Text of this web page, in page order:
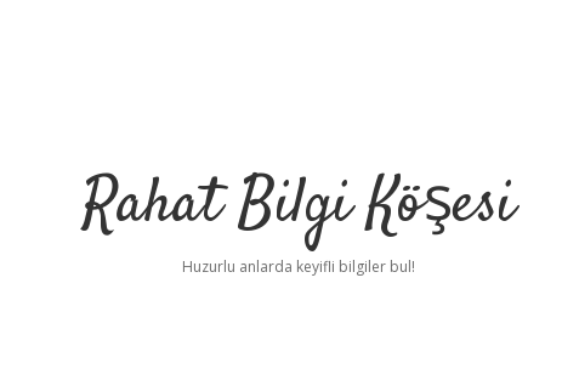
Rahat Bilgi Köşesi
Huzurlu anlarda keyifli bilgiler bul!